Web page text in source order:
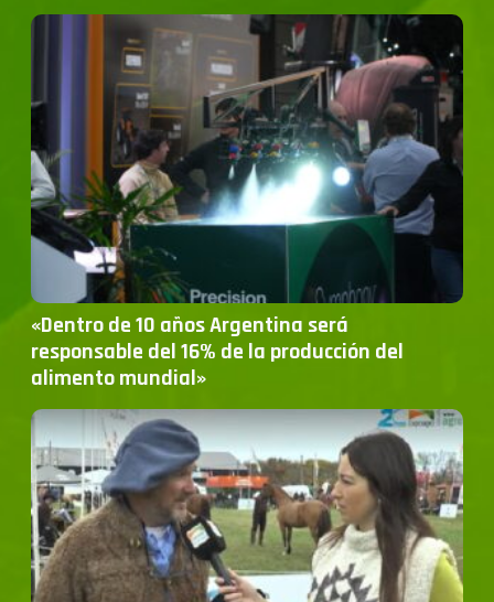
«Dentro de 10 años Argentina será
responsable del 16% de la producción del
alimento mundial»